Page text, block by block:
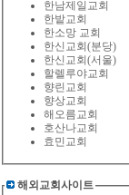
한남제일교회
한밭교회
한소망 교회
한신교회(분당)
한신교회(서울)
할렐루야교회
향린교회
향상교회
해오름교회
호산나교회
효민교회
해외교회사이트